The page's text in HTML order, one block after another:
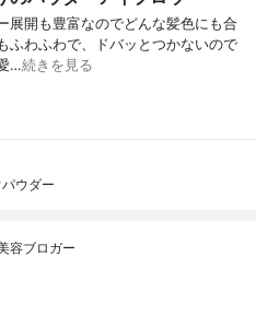
展開も豊富なのでどんな髪色にも合
ふわふわで、ドバッとつかないので
…続きを見る
ウダー
容ブロガー